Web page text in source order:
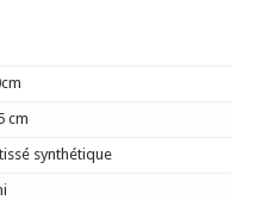
cm
synthétique